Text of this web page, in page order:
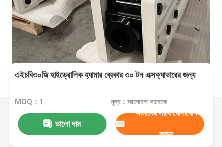
এইচবি৩০জি হাইড্রোলিক হ্যামার ব্রেকার ৩০ টন এক্সক্যাভারের জন্য
MOQ：1 মূল্য：আলোচনা সাপেক্ষে
ভালো দাম
আমাদের সাথে যোগাযোগ
করুন